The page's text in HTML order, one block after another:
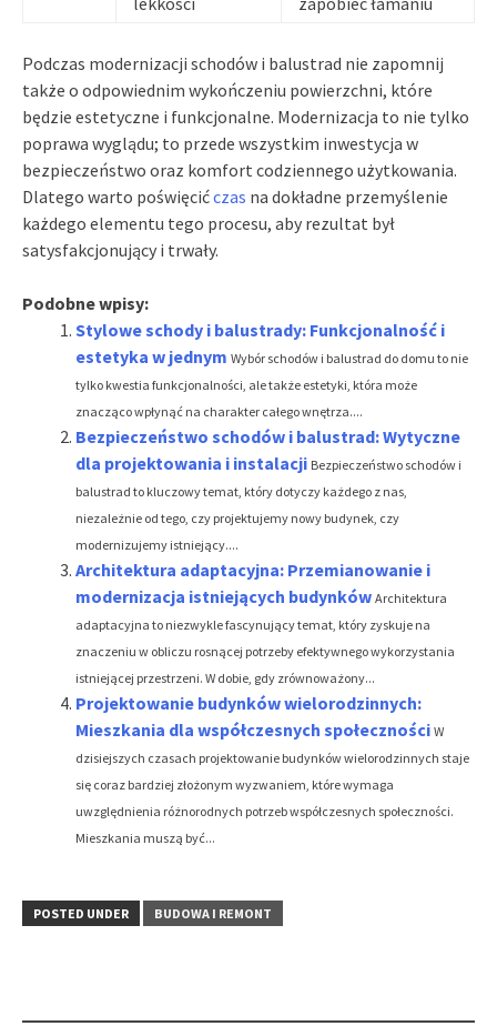
Podczas modernizacji schodów i balustrad nie zapomnij
także o odpowiednim wykończeniu powierzchni, które
będzie estetyczne i funkcjonalne. Modernizacja to nie tylko
poprawa wyglądu; to przede wszystkim inwestycja w
bezpieczeństwo oraz komfort codziennego użytkowania.
Dlatego warto poświęcićczas na dokładne przemyślenie
każdego elementu tego procesu, aby rezultat był
satysfakcjonujący i trwały.
Podobne wpisy:
Stylowe schody i balustrady: Funkcjonalność i
estetyka w jednym Wybór schodów i balustrad do domu to nie
tylko kwestia funkcjonalności, ale także estetyki, która może
znacząco wpłynąć na charakter całego wnętrza....
Bezpieczeństwo schodów i balustrad: Wytyczne
dla projektowania i instalacji Bezpieczeństwo schodów i
balustrad to kluczowy temat, który dotyczy każdego z nas,
niezależnie od tego, czy projektujemy nowy budynek, czy
modernizujemy istniejący....
Architektura adaptacyjna: Przemianowanie i
modernizacja istniejących budynków Architektura
adaptacyjna to niezwykle fascynujący temat, który zyskuje na
znaczeniu w obliczu rosnącej potrzeby efektywnego wykorzystania
istniejącej przestrzeni. W dobie, gdy zrównoważony...
Projektowanie budynków wielorodzinnych:
Mieszkania dla współczesnych społeczności W
dzisiejszych czasach projektowanie budynków wielorodzinnych staje
się coraz bardziej złożonym wyzwaniem, które wymaga
uwzględnienia różnorodnych potrzeb współczesnych społeczności.
Mieszkania muszą być...
POSTED UNDER BUDOWA I REMONT